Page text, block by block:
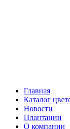
Главная
Каталог
Новости
Плантации
О компании